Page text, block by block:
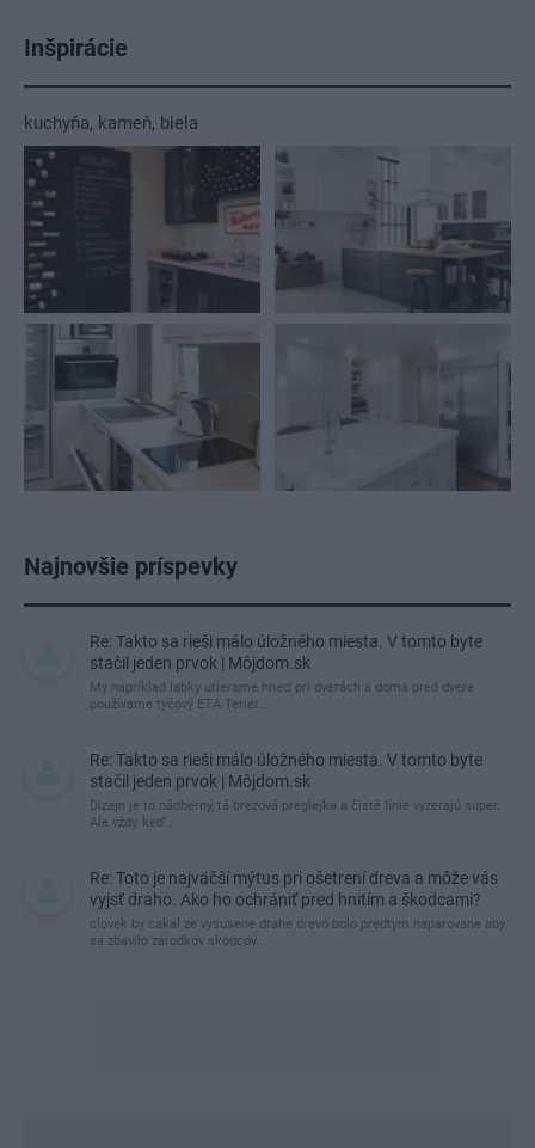
Inšpirácie
kuchyňa, kameň, biela
Najnovšie príspevky
Re: Takto sa rieši málo úložného miesta. V tomto byte
stačil jeden prvok | Môjdom.sk
My napríklad labky utierame hneď pri dverách a doma pred dvere
používame tyčový ETA Terier…
Re: Takto sa rieši málo úložného miesta. V tomto byte
stačil jeden prvok | Môjdom.sk
Dizajn je to nádherný, tá brezová preglejka a čisté línie vyzerajú super.
Ale vždy, keď…
Re: Toto je najväčší mýtus pri ošetrení dreva a môže vás
vyjsť draho. Ako ho ochrániť pred hnitím a škodcami?
clovek by cakal ze vysusene drahe drevo bolo predtym naparovane aby
sa zbavilo zarodkov skodcov...